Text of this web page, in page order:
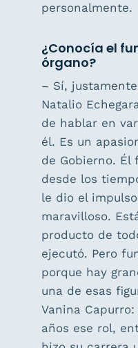
personalmente.
¿Conocía el
órgano?
– Sí,
Natalio
de hablar en
él. Es un
de Gobierno. Él
desde los
le dio el
maravilloso.
producto de
ejecutó. Pero
porque hay
una de esas
Vanina
años ese rol,